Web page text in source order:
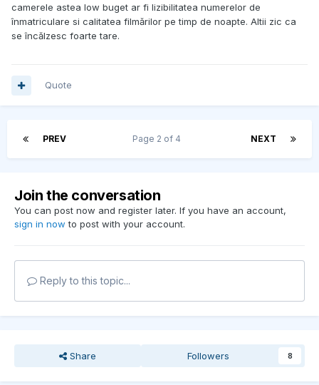
camerele astea low buget ar fi lizibilitatea numerelor de
înmatriculare si calitatea filmărilor pe timp de noapte. Altii zic ca
se încălzesc foarte tare.
Quote
PREV NEXT
Page 2 of 4
Join the conversation
You can post now and register later. If you have an account,
sign in now to post with your account.
Reply to this topic...
Share Followers 8